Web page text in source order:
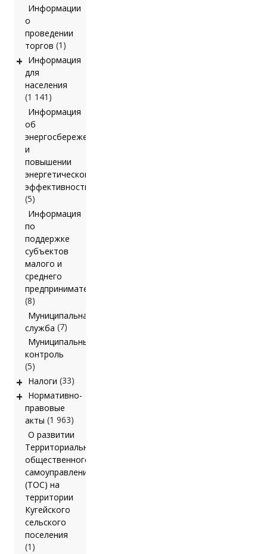
Информации
о
проведении
торгов (1)
+ Информация
для
населения
(1 141)
Информация
об
энергосбережении
и
повышении
энергетической
эффективности
(5)
Информация
по
поддержке
субъектов
малого и
среднего
предпринимательства
(8)
Муниципальная
служба (7)
Муниципальный
контроль
(5)
+ Налоги (33)
+ Нормативно-
правовые
акты (1 963)
О развитии
Территориального
общественного
самоуправления
(ТОС) на
территории
Кугейского
сельского
поселения
(1)